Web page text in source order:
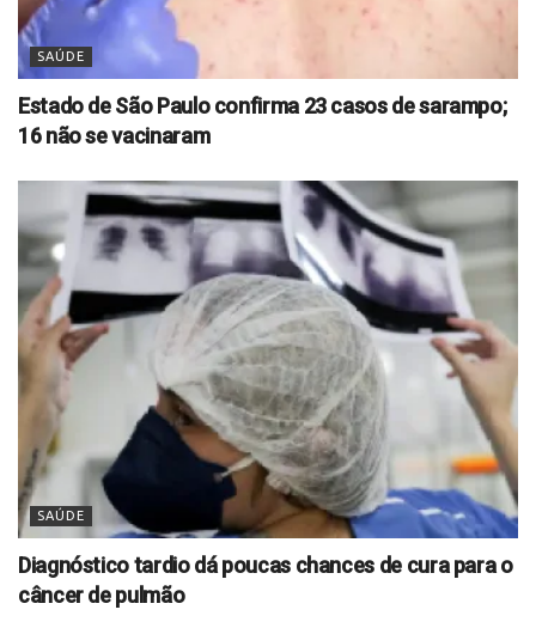
SAÚDE
Estado de São Paulo confirma 23 casos de sarampo;
16 não se vacinaram
SAÚDE
Diagnóstico tardio dá poucas chances de cura para o
câncer de pulmão